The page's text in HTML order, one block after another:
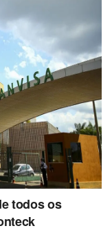
todos os